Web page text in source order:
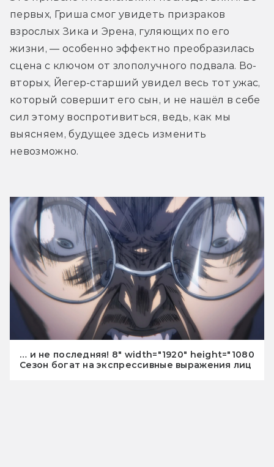
первых, Гриша смог увидеть призраков
взрослых Зика и Эрена, гуляющих по его
жизни, — особенно эффектно преобразилась
сцена с ключом от злополучного подвала. Во-
вторых, Йегер-старший увидел весь тот ужас,
который совершит его сын, и не нашёл в себе
сил этому воспротивиться, ведь, как мы
выясняем, будущее здесь изменить
невозможно.
… и не последняя! 8" width="1920" height="1080
Сезон богат на экспрессивные выражения лиц